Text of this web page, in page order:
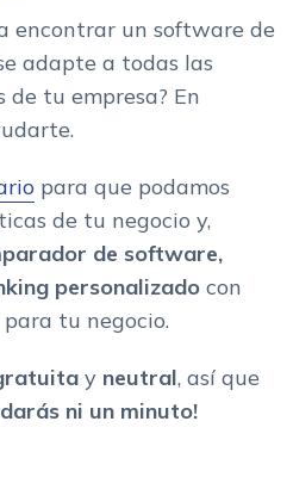
encontrar un software de
adapte a todas las
de tu empresa? En
para que podamos
de tu negocio y,
de software,
personalizado con
para tu negocio.
y neutral, así que
ni un minuto!